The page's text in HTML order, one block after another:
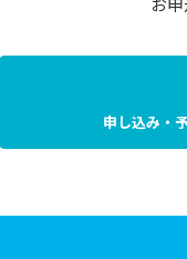
申し込み・